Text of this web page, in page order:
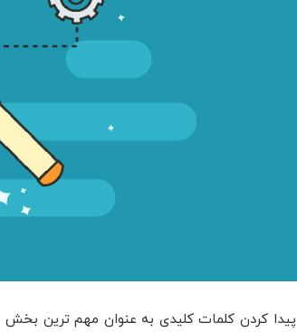
پیدا کردن کلمات کلیدی به عنوان مهم ترین بخش